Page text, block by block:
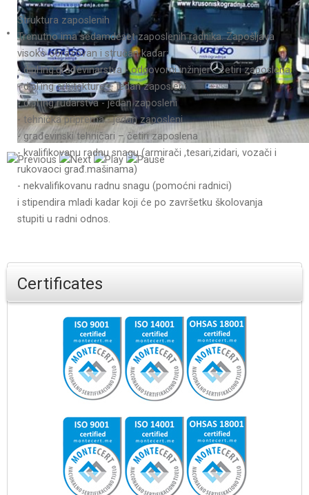
Struktura zaposlenih
Trenutno ima sedamdeset zaposlenih radnika. Zapošljava
visoko obrazovan i stručan kadar:
- dipl.ing.građevinarstva - odgovorni inžinjer - četiri zaposlena
- dipl.ing arhitekture – jedan zaposleni
- dipl.ing rudarstva - jedan zaposleni
- tehnička priprema - jedan zaposleni
- građevinski tehničari – četiri zaposlena
- kvalifikovanu radnu snagu (armirači ,tesari,zidari, vozači i
rukovaoci građ.mašinama)
- nekvalifikovanu radnu snagu (pomoćni radnici)
i stipendira mladi kadar koji će po završetku školovanja
stupiti u radni odnos.
Certificates